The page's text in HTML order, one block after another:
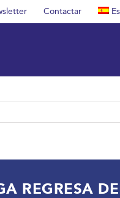
Contactar
REGRESA